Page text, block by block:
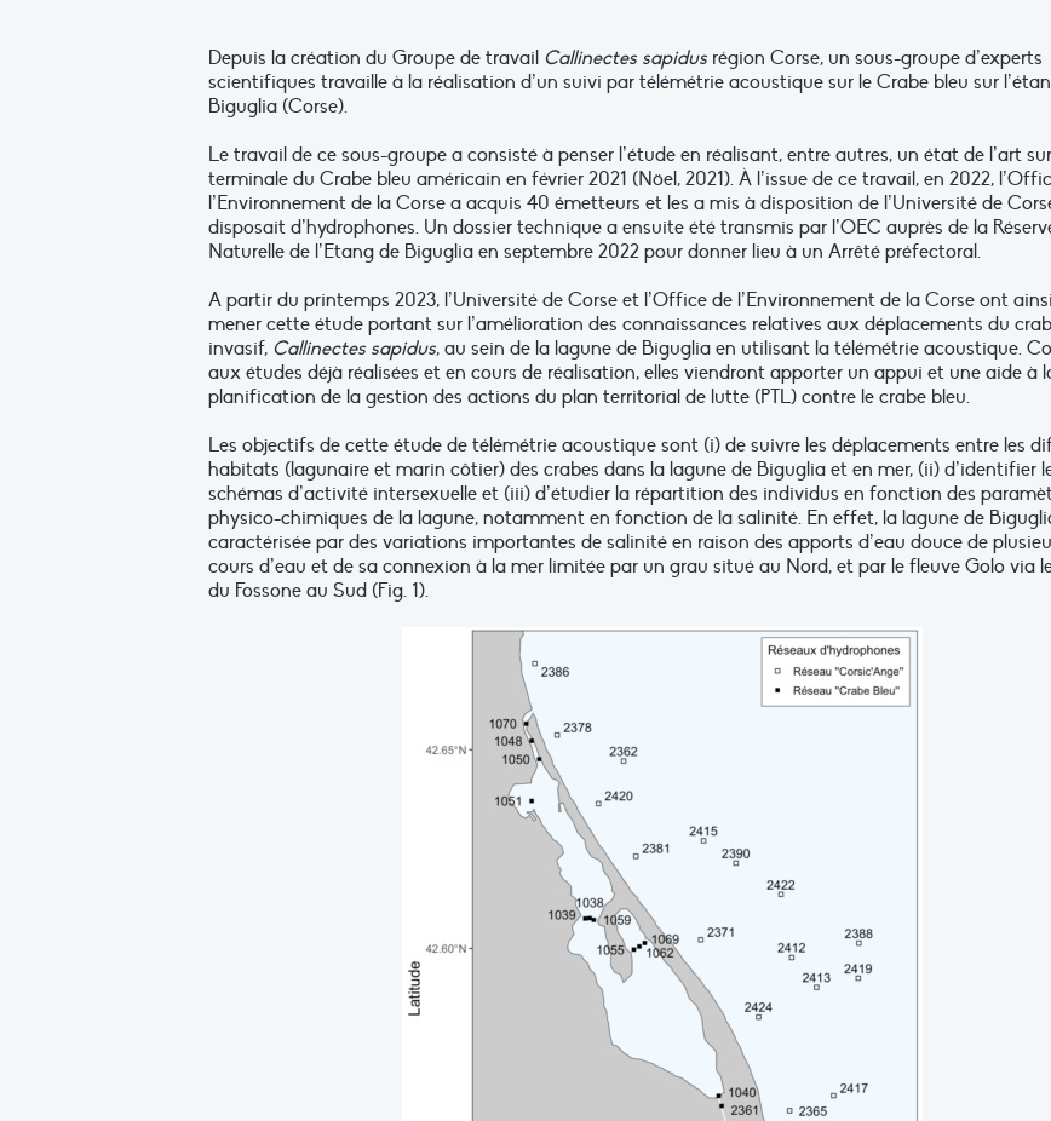
Depuis la création du Groupe de travail Callinectes sapidus région Corse, un sous-groupe d’experts
scientifiques travaille à la réalisation d’un suivi par télémétrie acoustique sur le Crabe bleu sur
Biguglia (Corse).
Le travail de ce sous-groupe a consisté à penser l’étude en réalisant, entre autres, un état de l’art
terminale du Crabe bleu américain en février 2021 (Nöel, 2021). À l’issue de ce travail, en 2022,
l’Environnement de la Corse a acquis 40 émetteurs et les a mis à disposition de l’Université de
disposait d’hydrophones. Un dossier technique a ensuite été transmis par l’OEC auprès de la
Naturelle de l’Etang de Biguglia en septembre 2022 pour donner lieu à un Arrêté préfectoral.
A partir du printemps 2023, l’Université de Corse et l’Office de l’Environnement de la Corse ont
mener cette étude portant sur l’amélioration des connaissances relatives aux déplacements du
invasif, Callinectes sapidus, au sein de la lagune de Biguglia en utilisant la télémétrie acoustique.
aux études déjà réalisées et en cours de réalisation, elles viendront apporter un appui et une aide à
planification de la gestion des actions du plan territorial de lutte (PTL) contre le crabe bleu.
Les objectifs de cette étude de télémétrie acoustique sont (i) de suivre les déplacements entre les
habitats (lagunaire et marin côtier) des crabes dans la lagune de Biguglia et en mer, (ii) d’identifier
schémas d’activité intersexuelle et (iii) d’étudier la répartition des individus en fonction des
physico-chimiques de la lagune, notamment en fonction de la salinité. En effet, la lagune de
caractérisée par des variations importantes de salinité en raison des apports d’eau douce de
cours d’eau et de sa connexion à la mer limitée par un grau situé au Nord, et par le fleuve Golo via
du Fossone au Sud (Fig. 1).